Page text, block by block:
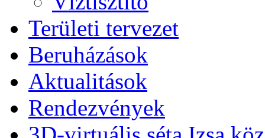
Területi tervezet
Beruházások
Aktualitások
Rendezvények